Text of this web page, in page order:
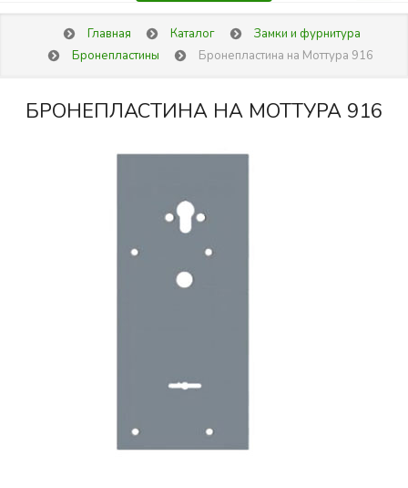
Главная Каталог
Замки и фурнитура
Бронепластины
Бронепластина на Моттура 916
БРОНЕПЛАСТИНА НА МОТТУРА 916